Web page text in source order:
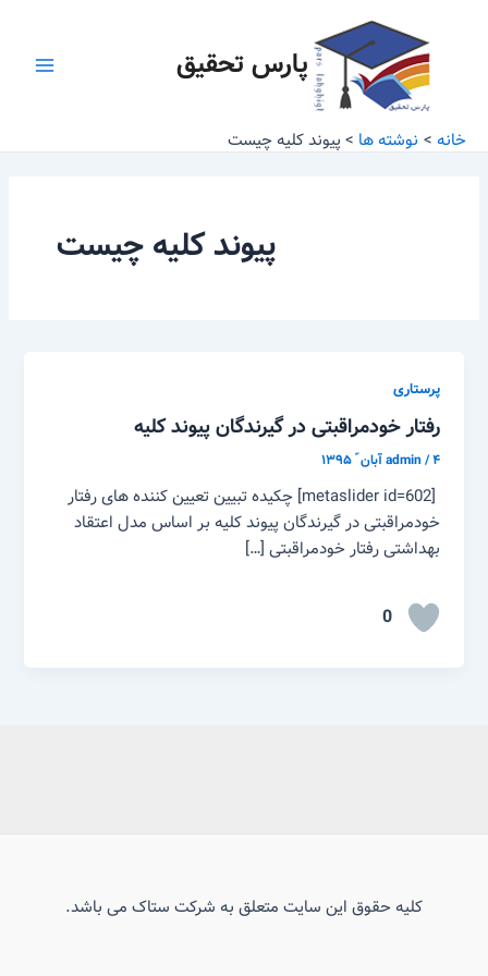
پارس تحقیق
خانه نوشته ها پیوند کلیه چیست
پیوند کلیه چیست
پرستاری
رفتار خودمراقبتی در گیرندگان پیوند کلیه
admin/۴ آبان ّ ۱۳۹۵
[metaslider id=602] چکیده تبیین تعیین کننده های رفتار
خودمراقبتی در گیرندگان پیوند کلیه بر اساس مدل اعتقاد
بهداشتی رفتار خودمراقبتی […]
0
کلیه حقوق این سایت متعلق به شرکت ستاک می باشد.